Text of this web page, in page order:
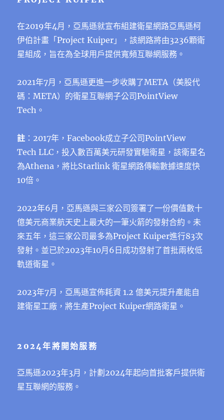
在2019年4⽉，亞⾺遜就宣布組建衛星網路亞馬遜柯
伊伯計畫「Project Kuiper」，該網路將由3236顆衛
星組成，旨在為全球⽤⼾提供寬頻互聯網服務。
2021年7⽉，亞馬遜更進一步收購了META（美股代
碼：META）的衛星互聯網子公司PointView
Tech。
註 ：2017年，Facebook成立子公司PointView
Tech LLC，投入數百萬美元研發實驗衛星，該衛星名
為Athena，將比Starlink 衛星網路傳輸數據速度快
10倍。
2022年6⽉，亞⾺遜與三家公司簽署了⼀份價值數⼗
億美元商業航天史上最⼤的⼀筆火箭的發射合約。未
來五年，這三家公司最多為Project Kuiper進⾏83次
發射。並已於2023年10⽉6日成功發射了首批兩枚低
軌道衛星。
2023年7⽉，亞馬遜宣佈耗資 1.2 億美元提升產能自
建衛星工廠，將生產Project Kuiper網路衛星。
2024年將開始服務
亞馬遜2023年3⽉，計劃2024年起向首批客戶提供衛
星互聯網的服務。